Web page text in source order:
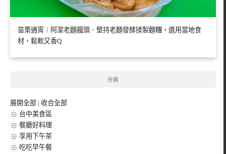
苗栗通宵︱阿潔老麵饅頭．堅持老麵發酵揉製麵糰，選用當地食
材，鬆軟又香Q
分類
展開全部 | 收合全部
台中美食區
餐廳好料理
享用下午茶
吃吃早午餐